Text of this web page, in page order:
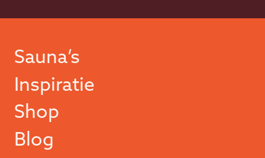
Sauna’s
Inspiratie
Shop
Blog